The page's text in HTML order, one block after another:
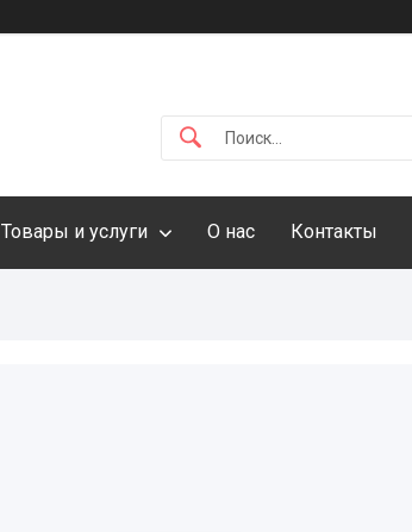
Товары и услуги О нас Контакты